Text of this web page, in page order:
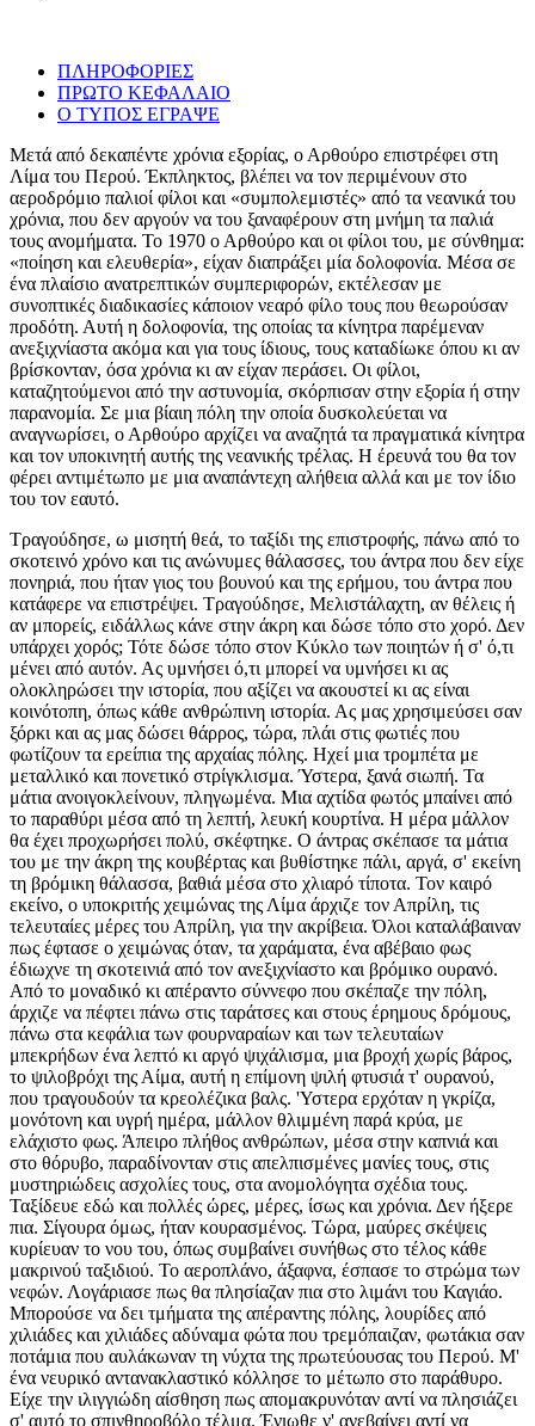
ΠΛΗΡΟΦΟΡΙΕΣ
ΠΡΩΤΟ ΚΕΦΑΛΑΙΟ
Ο ΤΥΠΟΣ ΕΓΡΑΨΕ
Μετά από δεκαπέντε χρόνια εξορίας, ο Αρθούρο επιστρέφει στη
Λίμα του Περού. Έκπληκτος, βλέπει να τον περιμένουν στο
αεροδρόμιο παλιοί φίλοι και «συμπολεμιστές» από τα νεανικά του
χρόνια, που δεν αργούν να του ξαναφέρουν στη μνήμη τα παλιά
τους ανομήματα. Το 1970 ο Αρθούρο και οι φίλοι του, με σύνθημα:
«ποίηση και ελευθερία», είχαν διαπράξει μία δολοφονία. Μέσα σε
ένα πλαίσιο ανατρεπτικών συμπεριφορών, εκτέλεσαν με
συνοπτικές διαδικασίες κάποιον νεαρό φίλο τους που θεωρούσαν
προδότη. Αυτή η δολοφονία, της οποίας τα κίνητρα παρέμεναν
ανεξιχνίαστα ακόμα και για τους ίδιους, τους καταδίωκε όπου κι αν
βρίσκονταν, όσα χρόνια κι αν είχαν περάσει. Οι φίλοι,
καταζητούμενοι από την αστυνομία, σκόρπισαν στην εξορία ή στην
παρανομία. Σε μια βίαιη πόλη την οποία δυσκολεύεται να
αναγνωρίσει, ο Αρθούρο αρχίζει να αναζητά τα πραγματικά κίνητρα
και τον υποκινητή αυτής της νεανικής τρέλας. Η έρευνά του θα τον
φέρει αντιμέτωπο με μια αναπάντεχη αλήθεια αλλά και με τον ίδιο
του τον εαυτό.
Τραγούδησε, ω μισητή θεά, το ταξίδι της επιστροφής, πάνω από το
σκοτεινό χρόνο και τις ανώνυμες θάλασσες, του άντρα που δεν είχε
πονηριά, που ήταν γιος του βουνού και της ερήμου, του άντρα που
κατάφερε να επιστρέψει. Τραγούδησε, Μελιστάλαχτη, αν θέλεις ή
αν μπορείς, ειδάλλως κάνε στην άκρη και δώσε τόπο στο χορό. Δεν
υπάρχει χορός; Τότε δώσε τόπο στον Κύκλο των ποιητών ή σ' ό,τι
μένει από αυτόν. Ας υμνήσει ό,τι μπορεί να υμνήσει κι ας
ολοκληρώσει την ιστορία, που αξίζει να ακουστεί κι ας είναι
κοινότοπη, όπως κάθε ανθρώπινη ιστορία. Ας μας χρησιμεύσει σαν
ξόρκι και ας μας δώσει θάρρος, τώρα, πλάι στις φωτιές που
φωτίζουν τα ερείπια της αρχαίας πόλης. Ηχεί μια τρομπέτα με
μεταλλικό και πονετικό στρίγκλισμα. Ύστερα, ξανά σιωπή. Τα
μάτια ανοιγοκλείνουν, πληγωμένα. Μια αχτίδα φωτός μπαίνει από
το παραθύρι μέσα από τη λεπτή, λευκή κουρτίνα. Η μέρα μάλλον
θα έχει προχωρήσει πολύ, σκέφτηκε. Ο άντρας σκέπασε τα μάτια
του με την άκρη της κουβέρτας και βυθίστηκε πάλι, αργά, σ' εκείνη
τη βρόμικη θάλασσα, βαθιά μέσα στο χλιαρό τίποτα. Τον καιρό
εκείνο, ο υποκριτής χειμώνας της Λίμα άρχιζε τον Απρίλη, τις
τελευταίες μέρες του Απρίλη, για την ακρίβεια. Όλοι καταλάβαιναν
πως έφτασε ο χειμώνας όταν, τα χαράματα, ένα αβέβαιο φως
έδιωχνε τη σκοτεινιά από τον ανεξιχνίαστο και βρόμικο ουρανό.
Από το μοναδικό κι απέραντο σύννεφο που σκέπαζε την πόλη,
άρχιζε να πέφτει πάνω στις ταράτσες και στους έρημους δρόμους,
πάνω στα κεφάλια των φουρναραίων και των τελευταίων
μπεκρήδων ένα λεπτό κι αργό ψιχάλισμα, μια βροχή χωρίς βάρος,
το ψιλοβρόχι της Αίμα, αυτή η επίμονη ψιλή φτυσιά τ' ουρανού,
που τραγουδούν τα κρεολέζικα βαλς. 'Υστερα ερχόταν η γκρίζα,
μονότονη και υγρή ημέρα, μάλλον θλιμμένη παρά κρύα, με
ελάχιστο φως. Άπειρο πλήθος ανθρώπων, μέσα στην καπνιά και
στο θόρυβο, παραδίνονταν στις απελπισμένες μανίες τους, στις
μυστηριώδεις ασχολίες τους, στα ανομολόγητα σχέδια τους.
Ταξίδευε εδώ και πολλές ώρες, μέρες, ίσως και χρόνια. Δεν ήξερε
πια. Σίγουρα όμως, ήταν κουρασμένος. Τώρα, μαύρες σκέψεις
κυρίευαν το νου του, όπως συμβαίνει συνήθως στο τέλος κάθε
μακρινού ταξιδιού. Το αεροπλάνο, άξαφνα, έσπασε το στρώμα των
νεφών. Λογάριασε πως θα πλησίαζαν πια στο λιμάνι του Καγιάο.
Μπορούσε να δει τμήματα της απέραντης πόλης, λουρίδες από
χιλιάδες και χιλιάδες αδύναμα φώτα που τρεμόπαιζαν, φωτάκια σαν
ποτάμια που αυλάκωναν τη νύχτα της πρωτεύουσας του Περού. Μ'
ένα νευρικό αντανακλαστικό κόλλησε το μέτωπο στο παράθυρο.
Είχε την ιλιγγιώδη αίσθηση πως απομακρυνόταν αντί να πλησιάζει
σ' αυτό το σπινθηροβόλο τέλμα. Ένιωθε ν' ανεβαίνει αντί να